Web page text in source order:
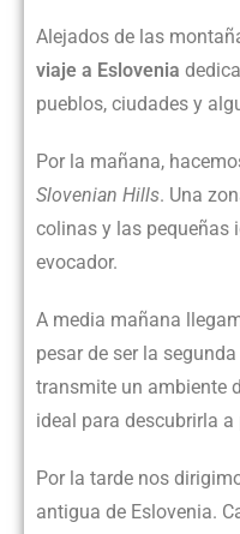
Alejados de las
viaje a Eslovenia
pueblos, ciudades y
Por la mañana,
Slovenian Hills. Una
colinas y las pequeñas
evocador.
A media mañana
pesar de ser la
transmite un ambiente
ideal para descubrirla a
Por la tarde nos
antigua de Eslovenia.